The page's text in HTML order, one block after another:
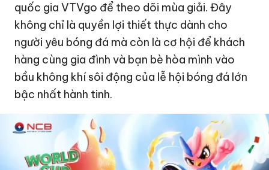
quốc gia VTVgo để theo dõi mùa giải. Đây
không chỉ là quyền lợi thiết thực dành cho
người yêu bóng đá mà còn là cơ hội để khách
hàng cùng gia đình và bạn bè hòa mình vào
bầu không khí sôi động của lễ hội bóng đá lớn
bậc nhất hành tinh.